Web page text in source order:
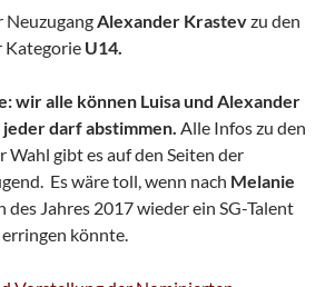
NeuzugangAlexander Krastevzu den
Kategorie U14.
wir alle können Luisa und Alexander
darf abstimmen. Alle Infos zu den
gibt es auf den Seiten der
Es wäre toll, wenn nach Melanie
des Jahres 2017 wieder ein SG-Talent
könnte.